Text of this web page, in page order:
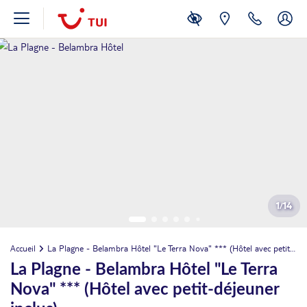
1/14
Accueil La Plagne - Belambra Hôtel "Le Terra Nova" *** (Hôtel avec petit-déjeuner inclus)
La Plagne - Belambra Hôtel "Le Terra
Nova" *** (Hôtel avec petit-déjeuner